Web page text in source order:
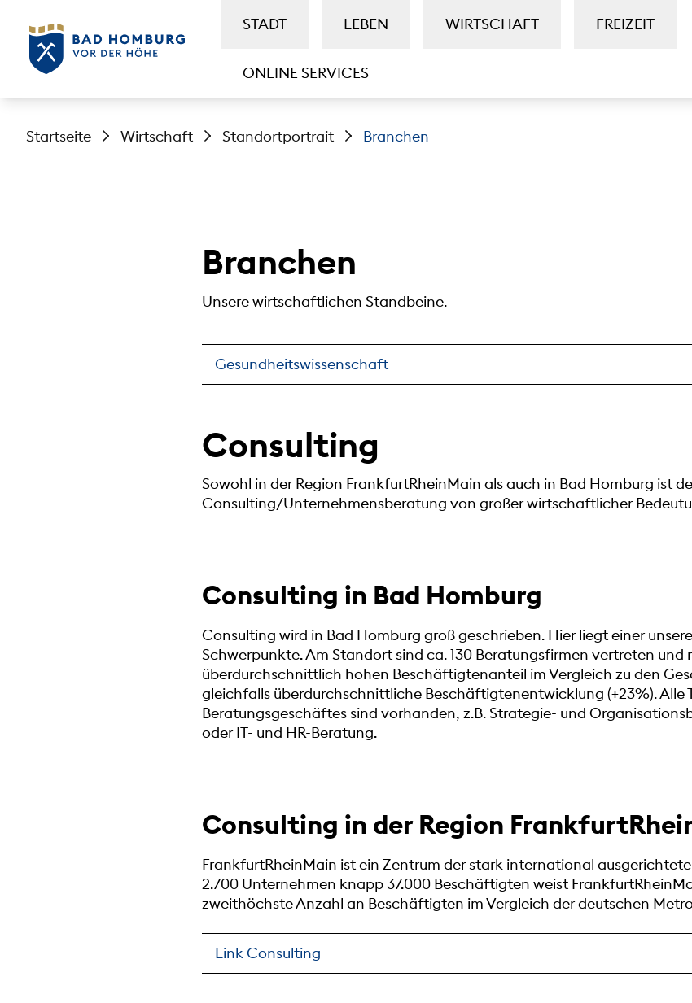
STADT LEBEN WIRTSCHAFT FREIZEIT
ONLINE SERVICES
Startseite Wirtschaft Standortportrait Branchen
Branchen
Unsere wirtschaftlichen Standbeine.
Gesundheitswissenschaft
Consulting
Sowohl in der Region FrankfurtRheinMain als auch in Bad Homburg ist
Consulting/Unternehmensberatung von großer wirtschaftlicher
Consulting in Bad Homburg
Consulting wird in Bad Homburg groß geschrieben. Hier liegt einer
Schwerpunkte. Am Standort sind ca. 130 Beratungsfirmen vertreten und
überdurchschnittlich hohen Beschäftigtenanteil im Vergleich zu den
gleichfalls überdurchschnittliche Beschäftigtenentwicklung (+23%). Alle
Beratungsgeschäftes sind vorhanden, z.B. Strategie- und
oder IT- und HR-Beratung.
Consulting in der Region
FrankfurtRheinMain ist ein Zentrum der stark international
2.700 Unternehmen knapp 37.000 Beschäftigten weist
zweithöchste Anzahl an Beschäftigten im Vergleich der deutschen
Link Consulting